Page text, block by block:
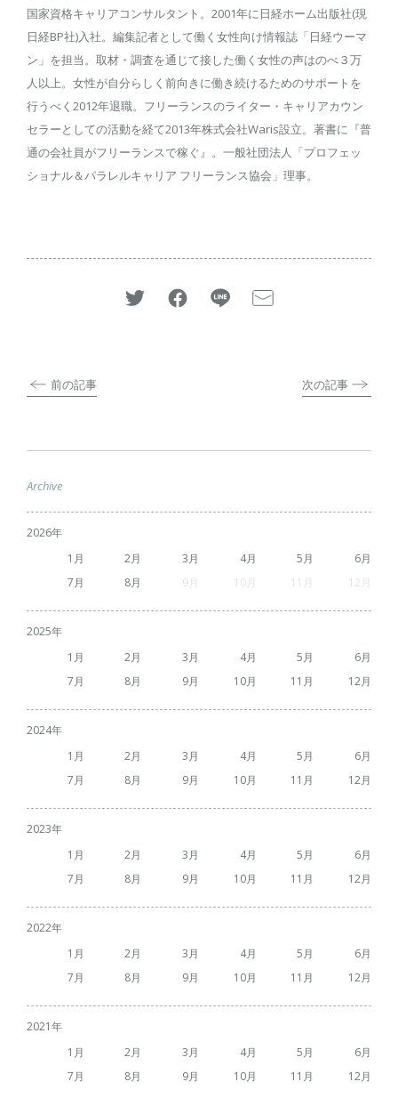
国家資格キャリアコンサルタント。2001年に日経ホーム出版社(現
日経BP社)入社。編集記者として働く女性向け情報誌「日経ウーマ
ン」を担当。取材・調査を通じて接した働く女性の声はのべ３万
人以上。女性が自分らしく前向きに働き続けるためのサポートを
行うべく2012年退職。フリーランスのライター・キャリアカウン
セラーとしての活動を経て2013年株式会社Waris設立。著書に『普
通の会社員がフリーランスで稼ぐ』。一般社団法人「プロフェッ
ショナル＆パラレルキャリア フリーランス協会」理事。
前の記事 次の記事
Archive
2026
1
2 3 4 5
6
7
8 9 10 11 12
2025
1
2 3 4 5
6
7
8 9 10 11 12
2024
1
2 3 4 5
6
7
8 9 10 11 12
2023
1
2 3 4 5
6
7
8 9 10 11 12
2022
1
2 3 4 5
6
7
8 9 10 11 12
2021
1
2 3 4 5
6
7
8 9 10 11 12